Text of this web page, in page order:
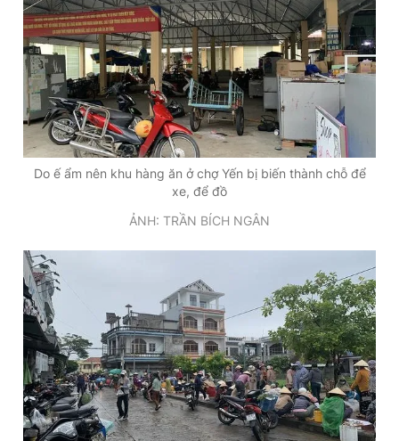
Do ế ẩm nên khu hàng ăn ở chợ Yến bị biến thành chỗ để
xe, để đồ
ẢNH: TRẦN BÍCH NGÂN